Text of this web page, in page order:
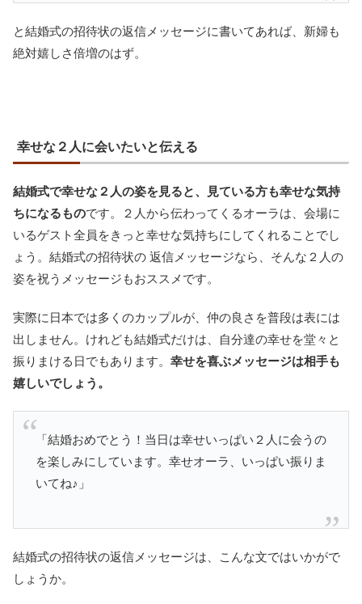
と結婚式の招待状の返信メッセージに書いてあれば、新婦も
絶対嬉しさ倍増のはず。
幸せな２人に会いたいと伝える
結婚式で幸せな２人の姿を見ると、見ている方も幸せな気持
ちになるものです。２人から伝わってくるオーラは、会場に
いるゲスト全員をきっと幸せな気持ちにしてくれることでし
ょう。結婚式の招待状の 返信メッセージなら、そんな２人の
姿を祝うメッセージもおススメです。
実際に日本では多くのカップルが、仲の良さを普段は表には
出しません。けれども結婚式だけは、自分達の幸せを堂々と
振りまける日でもあります。 幸せを喜ぶメッセージは相手も
嬉しいでしょう。
「結婚おめでとう！当日は幸せいっぱい２人に会うの
を楽しみにしています。幸せオーラ、いっぱい振りま
いてね♪」
結婚式の招待状の返信メッセージは、こんな文ではいかがで
しょうか。